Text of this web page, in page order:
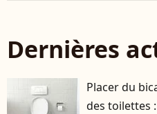
Dernières
Placer du
des toilettes